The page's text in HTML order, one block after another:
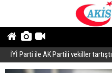
İYİ Parti ile AK Partili vekiller tartıştı